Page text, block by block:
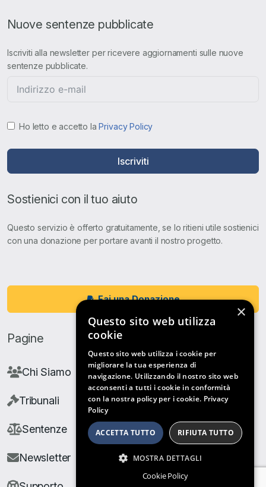
Nuove sentenze pubblicate
Iscriviti alla newsletter per ricevere aggiornamenti sulle nuove
sentenze pubblicate.
Ho letto e accetto laPrivacy Policy
Iscriviti
Sostienici con il tuo aiuto
Questo servizio è offerto gratuitamente, se lo ritieni utile sostienici
con una donazione per portare avanti il nostro progetto.
Fai una Donazione
Pagine
Chi Siamo
Tribunali
Sentenze
Newsletter
×
Questo sito web utilizza
cookie
Questo sito web utilizza i cookie per
migliorare la tua esperienza di
navigazione. Utilizzando il nostro sito web
acconsenti a tutti i cookie in conformità
con la nostra policy per i cookie. Privacy
Policy
ACCETTA TUTTO RIFIUTA TUTTO
MOSTRA DETTAGLI
Cookie Policy